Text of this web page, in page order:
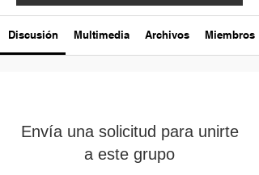
Discusión Multimedia Archivos Miembros
Envía una solicitud para unirte
a este grupo